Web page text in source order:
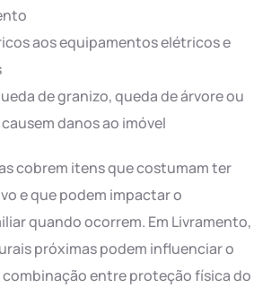
aos equipamentos elétricos e
de granizo, queda de árvore ou
danos ao imóvel
cobrem itens que costumam ter
e que podem impactar o
quando ocorrem. Em Livramento,
próximas podem influenciar o
combinação entre proteção física do